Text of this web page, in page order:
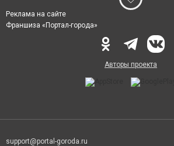
Реклама на сайте
Франшиза «Портал-города»
Авторы проекта
support@portal-goroda.ru